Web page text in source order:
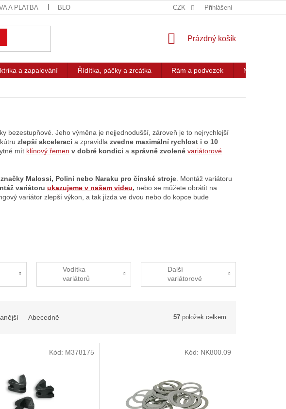
A PLATBA BLOG CZK Přihlášení
NÁKUPNÍ
Prázdný košík
a zapalování Řídítka, páčky a zrcátka Rám a podvozek Nářadí a
bezestupňové. Jeho výměna je nejjednodušší, zároveň je to nejrychlejší
zlepší akceleraci a zpravidla zvedne maximální rychlost i o 10
mít klínový řemen v dobré kondici a správně zvolené variátorové
Malossi, Polini nebo Naraku pro čínské stroje . Montáž variátoru
variátoru ukazujeme v našem videu, nebo se můžete obrátit na
variátor zlepší výkon, a tak jízda ve dvou nebo do kopce bude
Vodítka
variátorů
Další
variátorové
součástky
Abecedně 57 položek celkem
Kód: M378175 Kód: NK800.09